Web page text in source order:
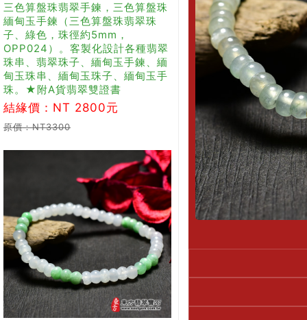
三色算盤珠翡翠手鍊，三色算盤珠
緬甸玉手鍊（三色算盤珠翡翠珠
子、綠色，珠徑約5mm，
OPP024）。客製化設計各種翡翠
珠串、翡翠珠子、緬甸玉手鍊、緬
甸玉珠串、緬甸玉珠子、緬甸玉手
珠。★附A貨翡翠雙證書
結緣價：NT 2800元
原價：NT3300